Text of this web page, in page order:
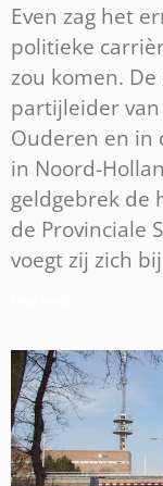
Even zag het
politieke
zou komen.
partijleider
Ouderen en in
in Noord-
geldgebrek de
de Provinciale
voegt zij zich bij